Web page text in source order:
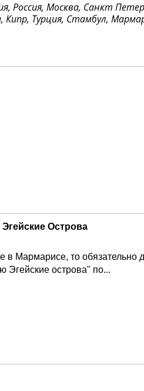
Россия, Москва, Санкт
Кипр, Турция, Стамбул,
Острова
в Мармарисе, то обязательно
Эгейские острова" по...